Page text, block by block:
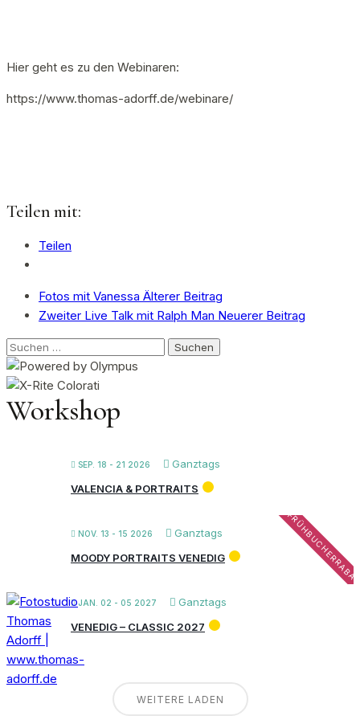
Hier geht es zu den Webinaren:
https://www.thomas-adorff.de/webinare/
Teilen mit:
Teilen
Fotos mit Vanessa Älterer Beitrag
Zweiter Live Talk mit Ralph Man Neuerer Beitrag
Suchen
nach:
Workshop
SEP. 18 - 21 2026
Ganztags
VALENCIA & PORTRAITS
NOV. 13 - 15 2026 Ganztags
MOODY PORTRAITS VENEDIG
JAN. 02 - 05 2027
Ganztags
VENEDIG – CLASSIC 2027
WEITERE LADEN